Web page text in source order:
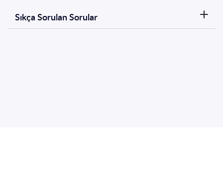
Sıkça Sorulan Sorular